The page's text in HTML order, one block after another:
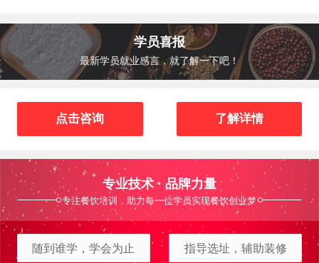
学员喜报
最新学员就业感言，就了解一下吧！
点击咨询 了解详情
专业技术 · 品牌力量
专注餐饮培训，助力每一位学员实现餐饮创业梦
随到谁学，学会为止 指导选址，辅助装修